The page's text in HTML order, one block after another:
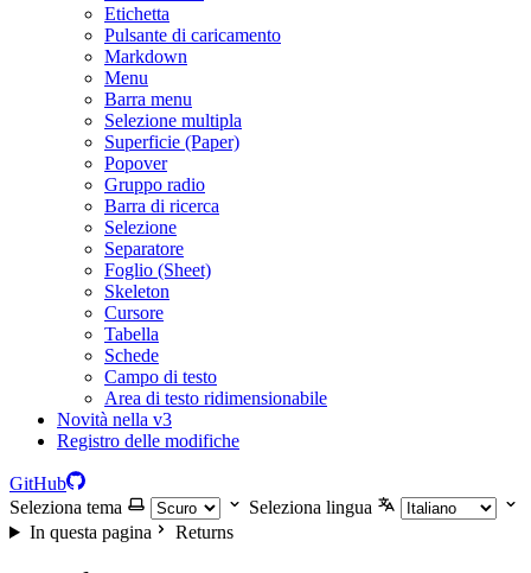
Etichetta
Pulsante di caricamento
Markdown
Menu
Barra menu
Selezione multipla
Superficie (Paper)
Popover
Gruppo radio
Barra di ricerca
Selezione
Separatore
Foglio (Sheet)
Skeleton
Cursore
Tabella
Schede
Campo di testo
Area di testo ridimensionabile
Novità nella v3
Registro delle modifiche
GitHub
Seleziona tema
Seleziona lingua
In questa pagina
Returns